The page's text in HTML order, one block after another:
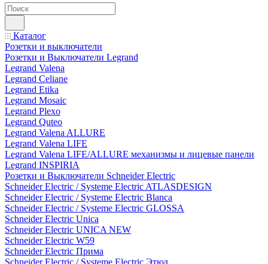
Каталог
Розетки и выключатели
Розетки и Выключатели Legrand
Legrand Valena
Legrand Celiane
Legrand Etika
Legrand Mosaic
Legrand Plexo
Legrand Quteo
Legrand Valena ALLURE
Legrand Valena LIFE
Legrand Valena LIFE/ALLURE механизмы и лицевые панели
Legrand INSPIRIA
Розетки и Выключатели Schneider Electric
Schneider Electric / Systeme Electric ATLASDESIGN
Schneider Electric / Systeme Electric Blanca
Schneider Electric / Systeme Electric GLOSSA
Schneider Electric Unica
Schneider Electric UNICA NEW
Schneider Electric W59
Schneider Electric Прима
Schneider Electric / Systeme Electric Этюд